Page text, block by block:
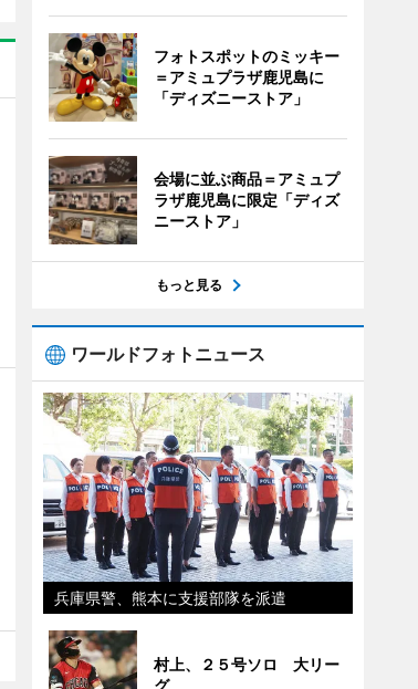
フォトスポットのミッキー
＝アミュプラザ鹿児島に
「ディズニーストア」
会場に並ぶ商品＝アミュプ
ラザ鹿児島に限定「ディズ
ニーストア」
もっと見る
ワールドフォトニュース
兵庫県警、熊本に支援部隊を派遣
村上、２５号ソロ 大リー
グ